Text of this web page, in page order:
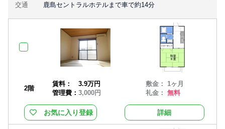
交通
鹿島セントラルホテルまで車で約14分
2階
賃料：
3.9万円
管理費： 3,000円
敷金： 1ヶ月
礼金：無料
お気に入り登録 詳細